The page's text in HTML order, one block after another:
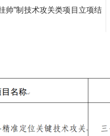
帅”制技术攻关类项目立项结